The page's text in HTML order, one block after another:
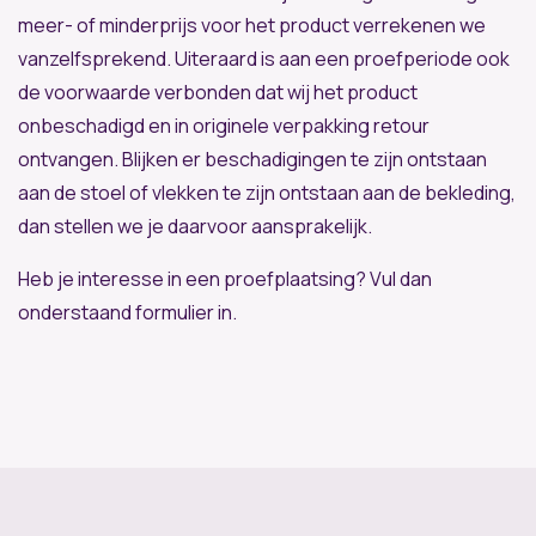
meer- of minderprijs voor het product verrekenen we
vanzelfsprekend. Uiteraard is aan een proefperiode ook
de voorwaarde verbonden dat wij het product
onbeschadigd en in originele verpakking retour
ontvangen. Blijken er beschadigingen te zijn ontstaan
aan de stoel of vlekken te zijn ontstaan aan de bekleding,
dan stellen we je daarvoor aansprakelijk.
Heb je interesse in een proefplaatsing? Vul dan
onderstaand formulier in.